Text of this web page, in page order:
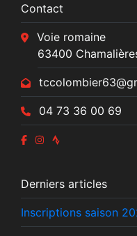
Contact
Voie romaine
63400
04 73 36 00 69
Derniers articles
Inscriptions saison